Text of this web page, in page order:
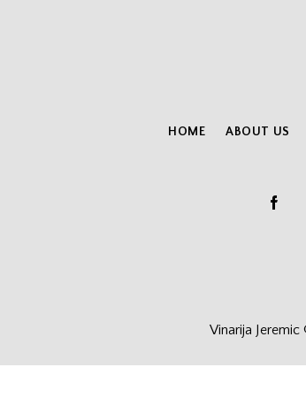
HOME ABOUT US
Vinarija